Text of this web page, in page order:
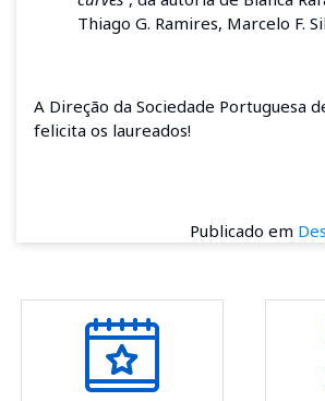
Thiago G. Ramires, Marcelo F.
A Direção da Sociedade Portuguesa
felicita os laureados!
Publicado em